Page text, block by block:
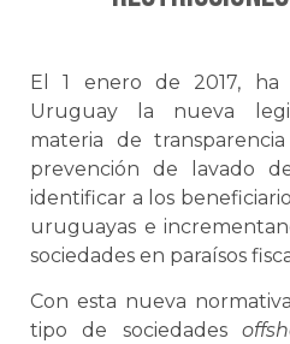
El 1 enero de 2017,
Uruguay la nueva
materia de
prevención de lavado
identificar a los
uruguayas e
sociedades en paraísos
Con esta nueva
tipo de sociedades